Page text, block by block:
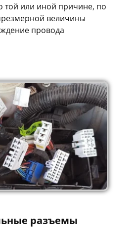
той или иной причине, по
величины
провода
разъемы